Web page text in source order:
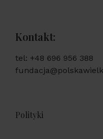
Kontakt:
tel: +48 696 956 388
Polityki